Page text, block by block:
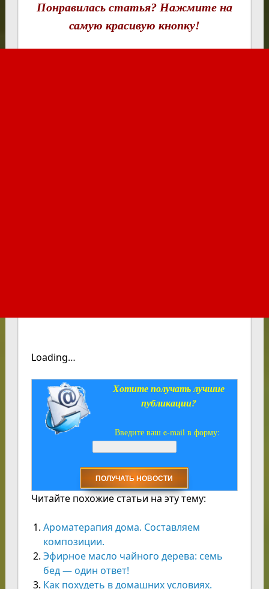
Понравилась статья? Нажмите на
самую красивую кнопку!
Loading…
Хотите получать лучшие
публикации?
Введите ваш e-mail в форму:
Читайте похожие статьи на эту тему:
Ароматерапия дома. Составляем
композиции.
Эфирное масло чайного дерева: семь
бед — один ответ!
Как похудеть в домашних условиях.